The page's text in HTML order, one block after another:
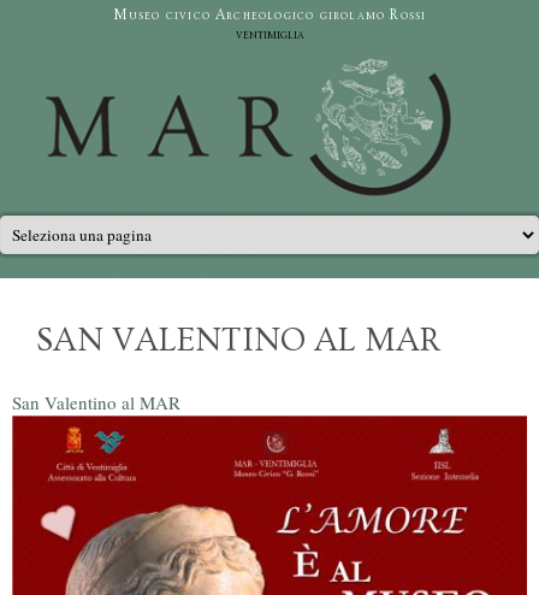
Salta al contenuto principaleMuseo civico Archeologico girolamo Rossi
ventimiglia
Menu principale
SAN VALENTINO AL MAR
San Valentino al MAR